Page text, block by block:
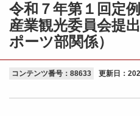
令和７年第１回定
産業観光委員会提
ポーツ部関係）
コンテンツ番号：88633 更新日：